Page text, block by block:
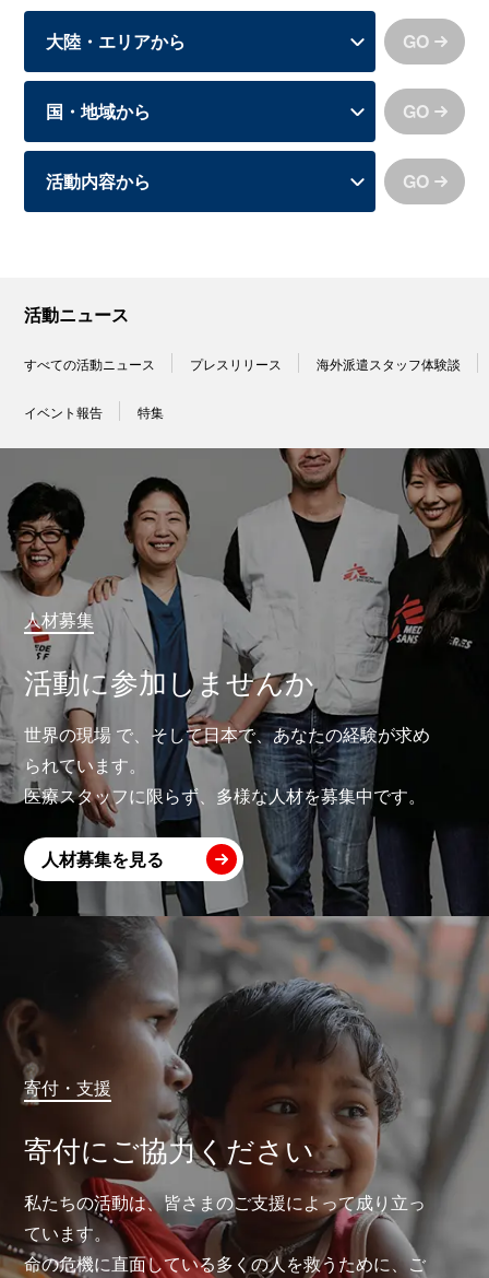
GO
GO
GO
活動ニュース
すべての活動ニュース プレスリリース 海外派遣スタッフ体験談
イベント報告 特集
人材募集
活動に参加しませんか
世界の現場 で、そして日本で、あなたの経験が求め
られています。
医療スタッフに限らず、多様な人材を募集中です。
人材募集を見る
寄付・支援
寄付にご協力ください
私たちの活動は、皆さまのご支援によって成り立っ
ています。
命の危機に直面している多くの人を救うために、ご